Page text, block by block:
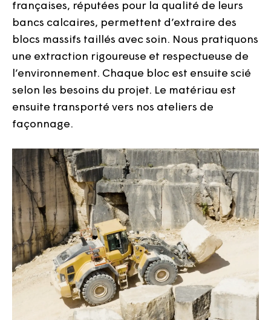
françaises, réputées pour la qualité de leurs
bancs calcaires, permettent d’extraire des
blocs massifs taillés avec soin. Nous pratiquons
une extraction rigoureuse et respectueuse de
l’environnement. Chaque bloc est ensuite scié
selon les besoins du projet. Le matériau est
ensuite transporté vers nos ateliers de
façonnage.